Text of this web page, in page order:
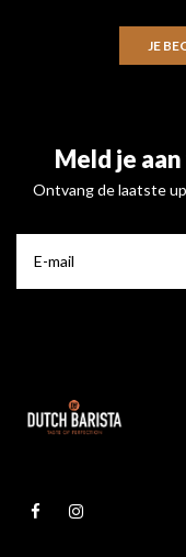
JE
Meld je
Ontvang de laatste